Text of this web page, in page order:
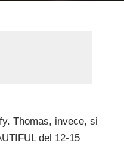
Thomas, invece, si
del 12-15